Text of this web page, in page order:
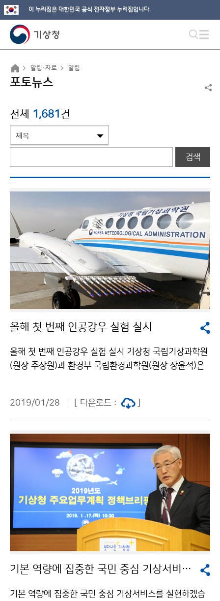
이 누리집은 대한민국 공식 전자정부 누리집입니다.
알림·자료 알림
포토뉴스
전체 1,681건
검색
올해 첫 번째 인공강우 실험 실시
올해 첫 번째 인공강우 실험 실시 기상청 국립기상과학원
(원장 주상원)과 환경부 국립환경과학원(원장 장윤석)은
합동 실험을 진행했습니다.
2019/01/28 [ 다운로드 :
기본 역량에 집중한 국민 중심 기상서비스를 실현하겠습니다
기본 역량에 집중한 국민 중심 기상서비스를 실현하겠습